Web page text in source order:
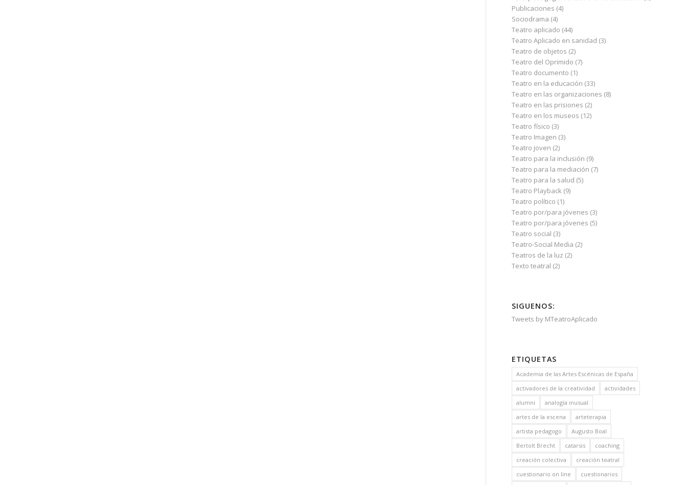
Publicaciones (4)
Sociodrama (4)
Teatro aplicado (44)
Teatro Aplicado en sanidad (3)
Teatro de objetos (2)
Teatro del Oprimido (7)
Teatro documento (1)
Teatro en la educación (33)
Teatro en las organizaciones (8)
Teatro en las prisiones (2)
Teatro en los museos (12)
Teatro físico (3)
Teatro Imagen (3)
Teatro joven (2)
Teatro para la inclusión (9)
Teatro para la mediación (7)
Teatro para la salud (5)
Teatro Playback (9)
Teatro político (1)
Teatro por/para jóvenes (3)
Teatro por/para jóvenes (5)
Teatro social (3)
Teatro-Social Media (2)
Teatros de la luz (2)
Texto teatral (2)
SIGUENOS:
Tweets by MTeatroAplicado
ETIQUETAS
Academia de las Artes Escénicas de España
activadores de la creatividad
actividades
alumni
analogía inusual
artes de la escena
arteterapia
artista pedagogo
Augusto Boal
Bertolt Brecht
catarsis
coaching
creación colectiva
creación teatral
cuestionario on line
cuestionarios